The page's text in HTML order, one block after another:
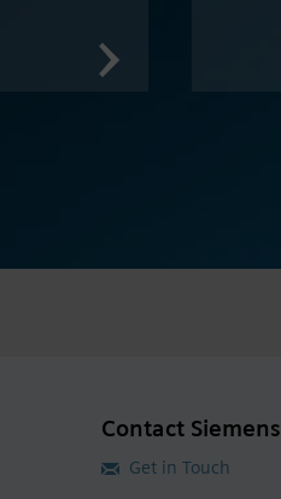
Contact Siemens
Get in Touch